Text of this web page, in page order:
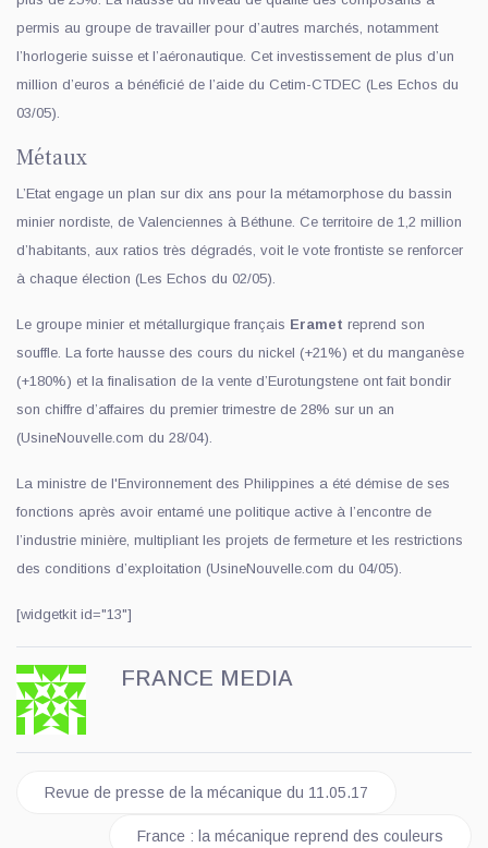
permis au groupe de travailler pour d’autres marchés, notamment
l’horlogerie suisse et l’aéronautique. Cet investissement de plus d’un
million d’euros a bénéficié de l’aide du Cetim-CTDEC (Les Echos du
03/05).
Métaux
L’Etat engage un plan sur dix ans pour la métamorphose du bassin
minier nordiste, de Valenciennes à Béthune. Ce territoire de 1,2 million
d’habitants, aux ratios très dégradés, voit le vote frontiste se renforcer
à chaque élection (Les Echos du 02/05).
Le groupe minier et métallurgique français Eramet reprend son
souffle. La forte hausse des cours du nickel (+21%) et du manganèse
(+180%) et la finalisation de la vente d’Eurotungstene ont fait bondir
son chiffre d’affaires du premier trimestre de 28% sur un an
(UsineNouvelle.com du 28/04).
La ministre de l'Environnement des Philippines a été démise de ses
fonctions après avoir entamé une politique active à l’encontre de
l’industrie minière, multipliant les projets de fermeture et les restrictions
des conditions d’exploitation (UsineNouvelle.com du 04/05).
[widgetkit id="13"]
FRANCE MEDIA
Article précédent : Revue de presse de la mécanique du
Revue de presse de la mécanique du 11.05.17
Article suivant : France : la mécanique reprend
France : la mécanique reprend des couleurs